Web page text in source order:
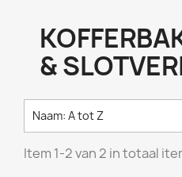
&
Naam: A tot Z
Item 1-2 van 2 in totaal